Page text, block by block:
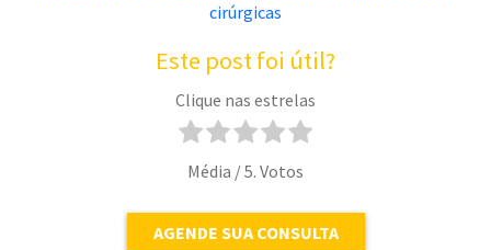
cirúrgicas
Este post foi útil?
Clique nas estrelas
Média / 5. Votos
AGENDE SUA CONSULTA